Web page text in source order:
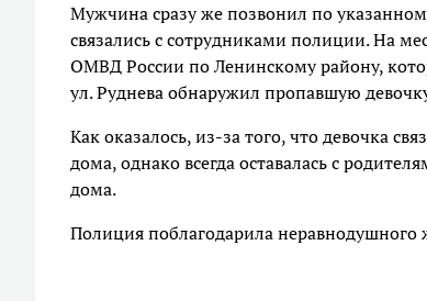
Мужчина сразу же позвонил по
связались с сотрудниками полиции. На
ОМВД России по Ленинскому району,
ул. Руднева обнаружил пропавшую
Как оказалось, из-за того, что девочка
дома, однако всегда оставалась с
дома.
Полиция поблагодарила неравнодушного